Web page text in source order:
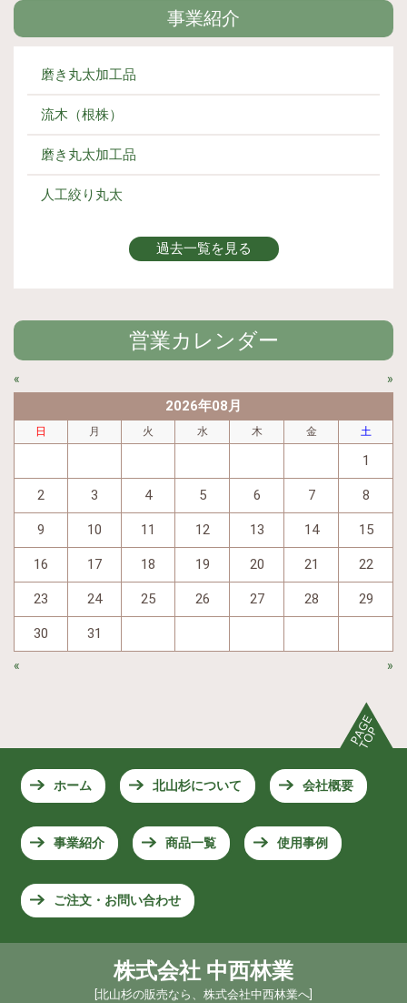
事業紹介
磨き丸太加工品
流木（根株）
磨き丸太加工品
人工絞り丸太
過去一覧を見る
営業カレンダー
« »
2026年08月
日 月 火 水 木 金 土
1
2 3 4 5 6 7 8
9 10 11 12 13 14 15
16 17 18 19 20 21 22
23 24 25 26 27 28 29
30 31
« »
ホーム 北山杉について 会社概要
事業紹介 商品一覧 使用事例
ご注文・お問い合わせ
株式会社 中西林業
[北山杉の販売なら、株式会社中西林業へ]